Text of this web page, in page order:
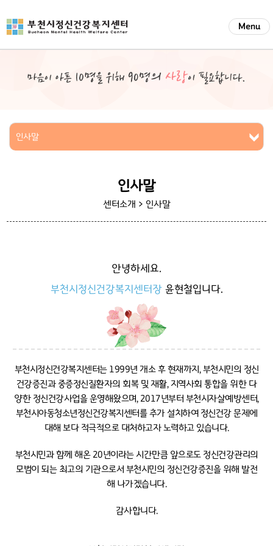
Menu
인사말
인사말
센터소개 > 인사말
안녕하세요.
부천시정신건강복지센터장 윤현철입니다.
부천시정신건강복지센터는 1999년 개소 후 현재까지, 부천시민의 정신
건강증진과 중증정신질환자의 회복 및 재활, 지역사회 통합을 위한 다
양한 정신건강사업을 운영해왔으며, 2017년부터 부천시자살예방센터,
부천시아동청소년정신건강복지센터를 추가 설치하여 정신건강 문제에
대해 보다 적극적으로 대처하고자 노력하고 있습니다.
부천시민과 함께 해온 20년이라는 시간만큼 앞으로도 정신건강관리의
모범이 되는 최고의 기관으로서 부천시민의 정신건강증진을 위해 발전
해 나가겠습니다.
감사합니다.